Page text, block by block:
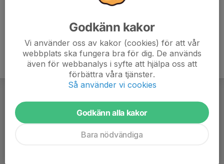
Godkänn kakor
Vi använder oss av kakor (cookies) för att vår
webbplats ska fungera bra för dig. De används
även för webbanalys i syfte att hjälpa oss att
förbättra våra tjänster.
Så använder vi cookies
Godkänn alla kakor
Bara nödvändiga